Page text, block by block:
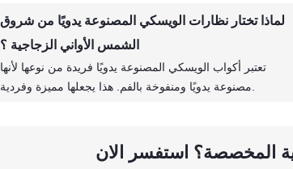
لماذا تختار نظارات الويسكي المصنوعة يدويًا من شروق
الشمس الأواني الزجاجية ؟
تعتبر أكواب الويسكي المصنوعة يدويًا فريدة من نوعها لأنها